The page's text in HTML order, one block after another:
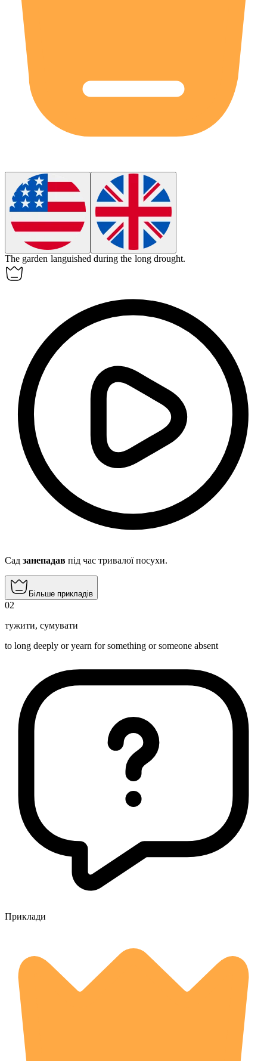
The garden languished during the long drought.
Сад занепадав під час тривалої посухи.
Більше прикладів
02
тужити, сумувати
to long deeply or yearn for something or someone absent
Приклади